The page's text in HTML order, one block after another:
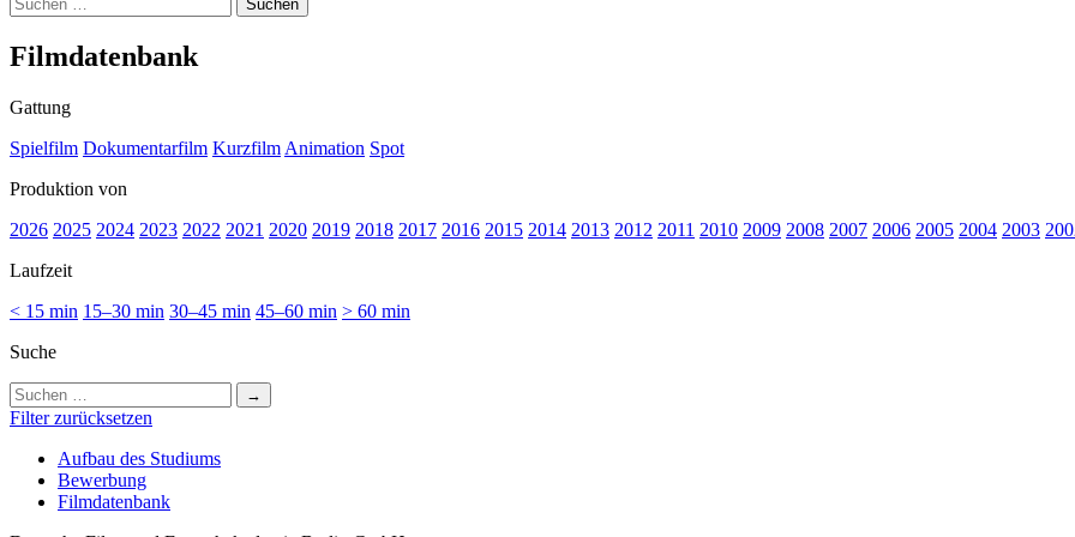
nach:
Film­da­ten­bank
Gattung
Spielfilm Dokumentarfilm Kurzfilm Animation Spot
Produktion von
2026 2025 2024 2023 2022 2021 2020 2019 2018 2017 2016 2015 2014 2013 2012 2011 2010 2009 2008 2007 2006 2005 2004 2003
Laufzeit
< 15 min 15–30 min 30–45 min 45–60 min > 60 min
Suche
Suchen
nach:
Filter zurücksetzen
Auf­bau des Stu­di­ums
Bewer­bung
Film­da­ten­bank